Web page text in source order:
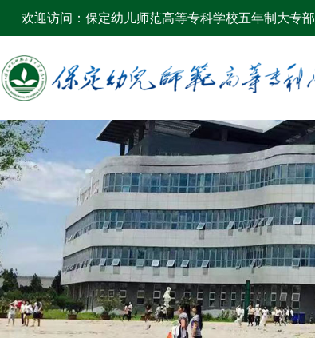
欢迎访问：保定幼儿师范高等专科学校五年制大专部